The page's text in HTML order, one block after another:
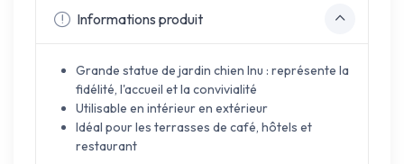
Informations produit
Grande statue de jardin chien Inu : représente la
fidélité, l'accueil et la convivialité
Utilisable en intérieur en extérieur
Idéal pour les terrasses de café, hôtels et
restaurant